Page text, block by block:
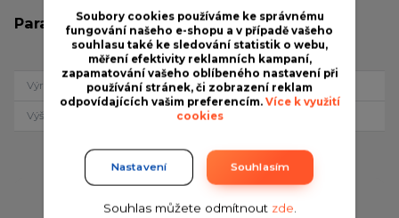
Parametry
Výrobce Acara
Výška
Soubory cookies používáme ke správnému
fungování našeho e-shopu a v případě vašeho
souhlasu také ke sledování statistik o webu,
měření efektivity reklamních kampaní,
zapamatování vašeho oblíbeného nastavení při
používání stránek, či zobrazení reklam
odpovídajících vašim preferencím. Více k využití
cookies
Nastavení Souhlasím
Souhlas můžete odmítnout zde.